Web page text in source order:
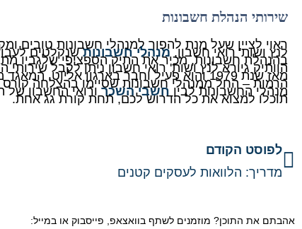
שירותי הנהלת חשבונות
ראוי לציין שעל מנת להפוך למנהלי חשבונות טובים
לנץ ושות' רואי חשבון, מנהלי חשבונותשנקלטים
בהנהלת חשבונות, מכיר את התיק הספציפי שלגביו
הוותיק גיורא לנץ ושות' רואי חשבון ניתן לקבל
מאז שנת 1979 והוא פעיל וחבר בארגון
מנהלי החשבונות לבין חשבי השכר
תוכלו למצוא את כל הדרוש לכם, תחת קורת גג אחת.
לפוסט הקודם
מדריך: הלוואות לעסקים קטנים
אהבתם את התוכן? מוזמנים לשתף בוואצאפ, פייסבוק או במייל: